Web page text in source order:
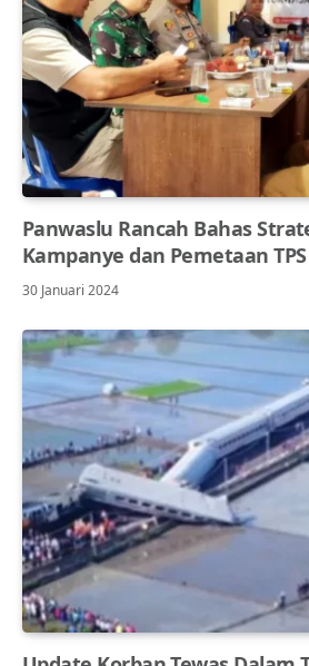
Panwaslu Rancah Bahas
Kampanye dan Pemetaan
30 Januari 2024